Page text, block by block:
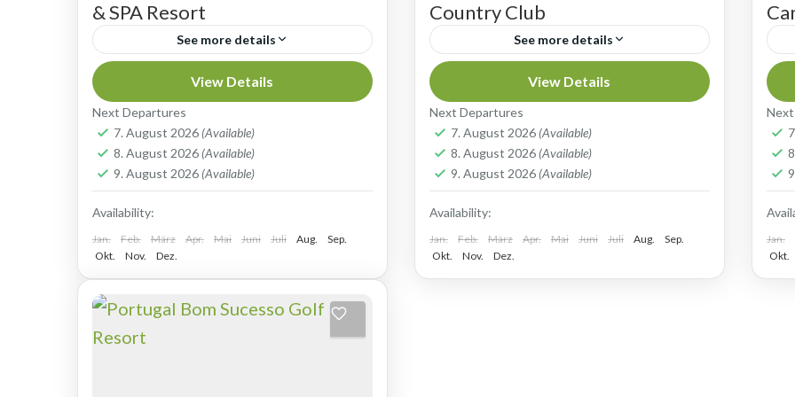
& SPA Resort
See more details
GOLF AN DER SONNIGEN ALGARVE
Die Anlage des Boavista Golf Resorts
liegt etwas außerhalb der reizenden,
2000 Jahre alten Stadt Lagos im
westlichen Teil der...
Golfreisen nach Portugal - Algarve
View Details
Next Departures
7. August 2026 (Available)
8. August 2026 (Available)
9. August 2026 (Available)
Availability:
Jan. Feb. März Apr. Mai Juni Juli Aug.
Sep.
Okt.
Nov. Dez.
Country Club
See more details
WOHNEN IM VILLAGE HOUSE
INKLUSIVE GOLF AUF ZWEI
SPITZENPLÄTZEN Nur etwa eine
halbe Stunde östlich von Faro und
circa eineinhalb Stunden vom
internationalen Flughafen von...
Golfreisen nach Portugal - Algarve
View Details
Next Departures
7. August 2026 (Available)
8. August 2026 (Available)
9. August 2026 (Available)
Availability:
Jan. Feb. März Apr. Mai Juni Juli Aug.
Sep.
Okt.
Nov. Dez.
Jan.
Okt.